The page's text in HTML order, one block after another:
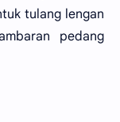
tulang lengan
pedang